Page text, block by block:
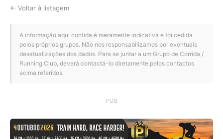
← Voltar à listagem
A informação aqui contida é meramente indicativa e foi cedida
pelos próprios grupos. Não nos responsabilizamos por eventuais
desatualizações dos dados. Para se juntar a um Grupo de Corrida /
Running Club, deverá contactá-lo diretamente pelos contactos
acima referidos.
PUB